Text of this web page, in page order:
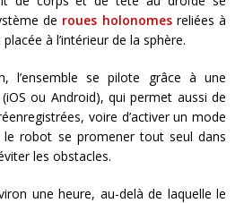
de roues holonomesreliées à
à l’intérieur de la sphère.
l’ensemble se pilote grâce à une
ou Android), qui permet aussi de
voire d’activer un mode
le robot se promener tout seul dans
les obstacles.
une heure, au-delà de laquelle le